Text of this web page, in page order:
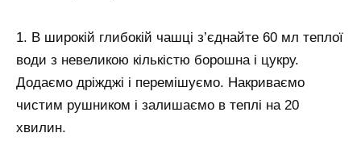
1. В широкій глибокій чашці з’єднайте 60 мл теплої
води з невеликою кількістю борошна і цукру.
Додаємо дріжджі і перемішуємо. Накриваємо
чистим рушником і залишаємо в теплі на 20
хвилин.